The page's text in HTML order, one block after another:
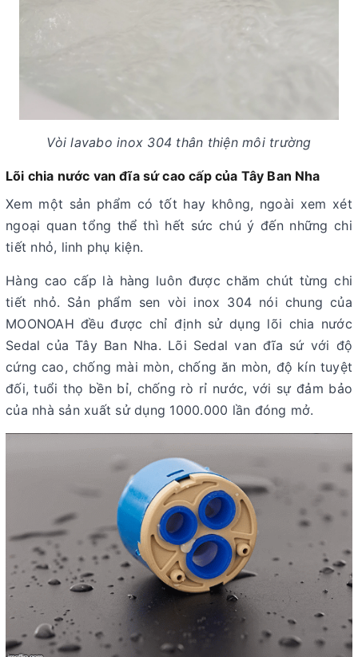
Vòi lavabo inox 304 thân thiện môi trường
Lõi chia nước van đĩa sứ cao cấp của Tây Ban Nha
Xem một sản phẩm có tốt hay không, ngoài xem xét
ngoại quan tổng thể thì hết sức chú ý đến những chi
tiết nhỏ, linh phụ kiện.
Hàng cao cấp là hàng luôn được chăm chút từng chi
tiết nhỏ. Sản phẩm sen vòi inox 304 nói chung của
MOONOAH đều được chỉ định sử dụng lõi chia nước
Sedal của Tây Ban Nha. Lõi Sedal van đĩa sứ với độ
cứng cao, chống mài mòn, chống ăn mòn, độ kín tuyệt
đối, tuổi thọ bền bỉ, chống rò rỉ nước, với sự đảm bảo
của nhà sản xuất sử dụng 1000.000 lần đóng mở.